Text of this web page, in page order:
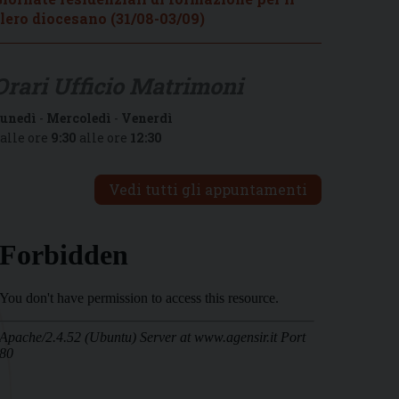
diocesano (31/08-03/09)
- Mercoledì - Venerdì
ore 9:30 alle ore 12:30
Vedi tutti gli appuntamenti